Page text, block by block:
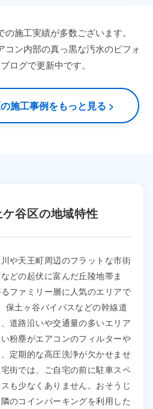
施工実績が多数ございます。
コン内部の真っ黒な汚水のビフォ
ログで更新中です。
施工事例をもっと見る >
谷区の地域特性
や天王町周辺のフラットな市街
どの起伏に富んだ丘陵地帯ま
ファミリー層に人気のエリアで
保土ヶ谷バイパスなどの幹線道
道路沿いや交通量の多いエリア
粉塵がエアコンのフィルターや
定期的な高圧洗浄が欠かせませ
街では、ご自宅の前に駐車スペ
も少なくありません。おそうじ
のコインパーキングを利用した